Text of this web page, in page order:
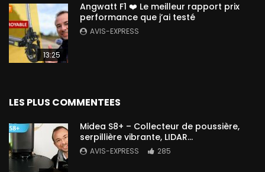
13:25
Angwatt F1 ❤️ Le meilleur rapport prix
performance que j’ai testé
AVIS-EXPRESS
LES PLUS COMMENTEES
Midea S8+ – Collecteur de poussière,
serpillière vibrante, LIDAR…
AVIS-EXPRESS 285